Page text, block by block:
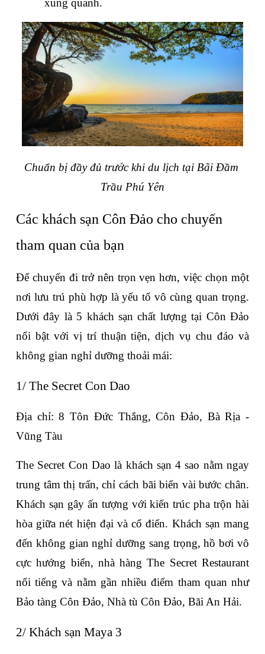
xung quanh.
Chuẩn bị đầy đủ trước khi du lịch tại Bãi Đầm
Trầu Phú Yên
Các khách sạn Côn Đảo cho chuyến
tham quan của bạn
Để chuyến đi trở nên trọn vẹn hơn, việc chọn một
nơi lưu trú phù hợp là yếu tố vô cùng quan trọng.
Dưới đây là 5 khách sạn chất lượng tại Côn Đảo
nổi bật với vị trí thuận tiện, dịch vụ chu đáo và
không gian nghỉ dưỡng thoải mái:
1/ The Secret Con Dao
Địa chỉ: 8 Tôn Đức Thắng, Côn Đảo, Bà Rịa -
Vũng Tàu
The Secret Con Dao là khách sạn 4 sao nằm ngay
trung tâm thị trấn, chỉ cách bãi biển vài bước chân.
Khách sạn gây ấn tượng với kiến trúc pha trộn hài
hòa giữa nét hiện đại và cổ điển. Khách sạn mang
đến không gian nghỉ dưỡng sang trọng, hồ bơi vô
cực hướng biển, nhà hàng The Secret Restaurant
nổi tiếng và nằm gần nhiều điểm tham quan như
Bảo tàng Côn Đảo, Nhà tù Côn Đảo, Bãi An Hải.
2/ Khách sạn Maya 3